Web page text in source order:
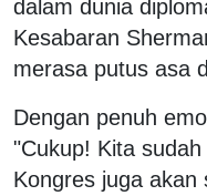
dalam dunia
Kesabaran
merasa putus asa
Dengan penuh
"Cukup! Kita
Kongres juga